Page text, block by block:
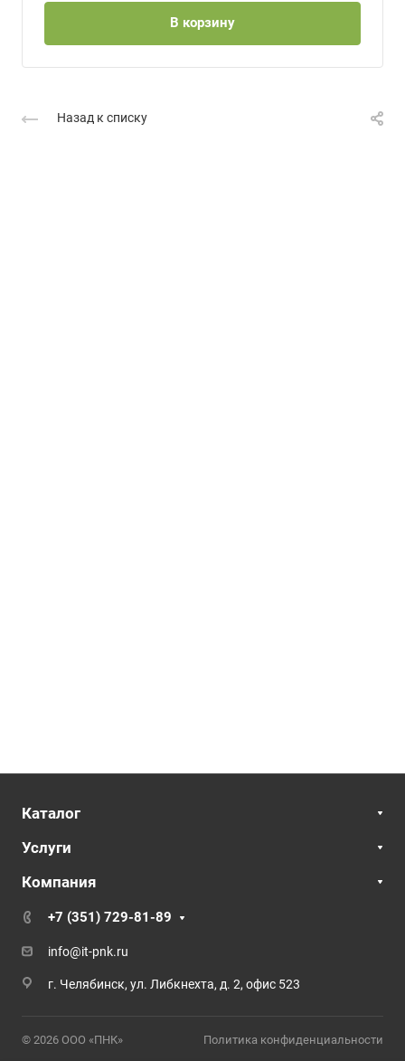
В корзину
Назад к списку
Каталог
Услуги
Компания
+7 (351) 729-81-89
info@it-pnk.ru
г. Челябинск, ул. Либкнехта, д. 2, офис 523
© 2026 ООО «ПНК» Политика конфиденциальности